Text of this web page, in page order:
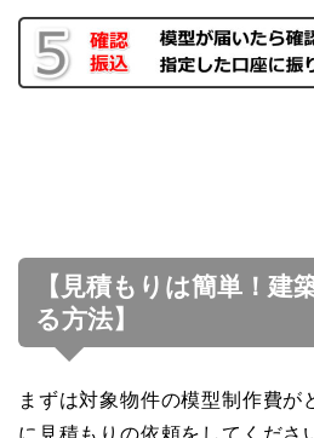
【見積もりは簡単！建
る方法】
まずは対象物件の模型制作費が